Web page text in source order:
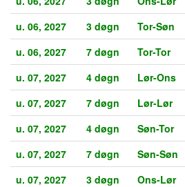
u. 06, 2027
3 døgn Tor-Søn
u. 06, 2027
7 døgn Tor-Tor
u. 07, 2027
4 døgn Lør-Ons
u. 07, 2027
7 døgn Lør-Lør
u. 07, 2027
4 døgn Søn-Tor
u. 07, 2027
7 døgn Søn-Søn
u. 07, 2027
3 døgn Ons-Lør